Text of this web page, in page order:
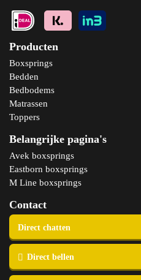
Producten
Boxsprings
Bedden
Bedbodems
Matrassen
Toppers
Belangrijke pagina's
Avek boxsprings
Eastborn boxsprings
M Line boxsprings
Contact